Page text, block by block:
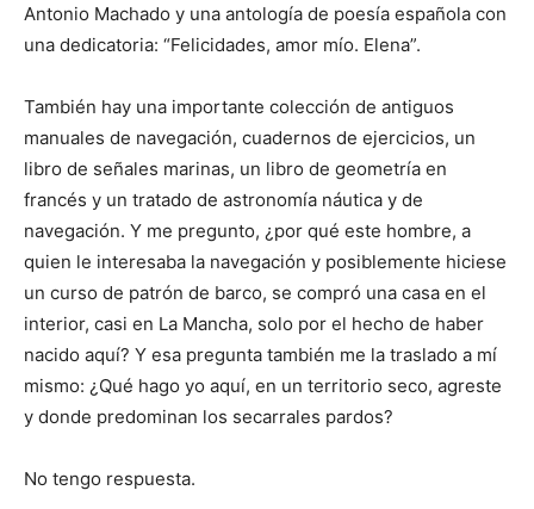
Antonio Machado y una antología de poesía española con
una dedicatoria: “Felicidades, amor mío. Elena”.
También hay una importante colección de antiguos
manuales de navegación, cuadernos de ejercicios, un
libro de señales marinas, un libro de geometría en
francés y un tratado de astronomía náutica y de
navegación. Y me pregunto, ¿por qué este hombre, a
quien le interesaba la navegación y posiblemente hiciese
un curso de patrón de barco, se compró una casa en el
interior, casi en La Mancha, solo por el hecho de haber
nacido aquí? Y esa pregunta también me la traslado a mí
mismo: ¿Qué hago yo aquí, en un territorio seco, agreste
y donde predominan los secarrales pardos?
No tengo respuesta.